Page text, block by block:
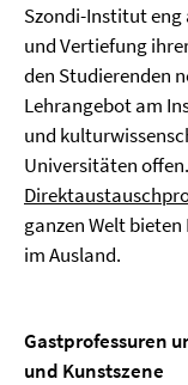
Szondi-Institut eng
und Vertiefung
den Studierenden
Lehrangebot am
und
Universitäten
ganzen Welt
im Ausland.
Gastprofessuren
und Kunstszene